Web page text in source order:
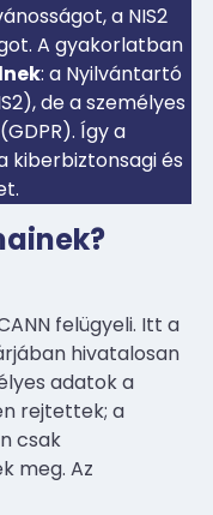
a NIS2
A gyakorlatban
: a Nyilvántartó
de a személyes
Így a
kiberbiztonsagi és
felügyeli. Itt a
hivatalosan
adatok a
rejtettek; a
csak
meg. Az